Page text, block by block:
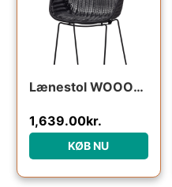
Lænestol WOOOD Willow – sort kunstig rattan & metal, H83xB56xL57 cm
1,639.00kr.
KØB NU